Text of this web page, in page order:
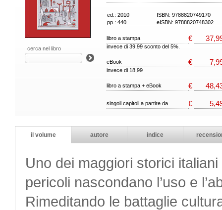
cerca nel libro
ed.: 2010
ISBN: 9788820749170
pp.: 440
eISBN: 9788820748302
libro a stampa €
invece di 39,99 sconto del 5%.
eBook €
invece di 18,99
libro a stampa + eBook €
singoli capitoli a partire da €
il volume autore indice
Uno dei maggiori storici
pericoli nascondano l’uso e
Rimeditando le battaglie